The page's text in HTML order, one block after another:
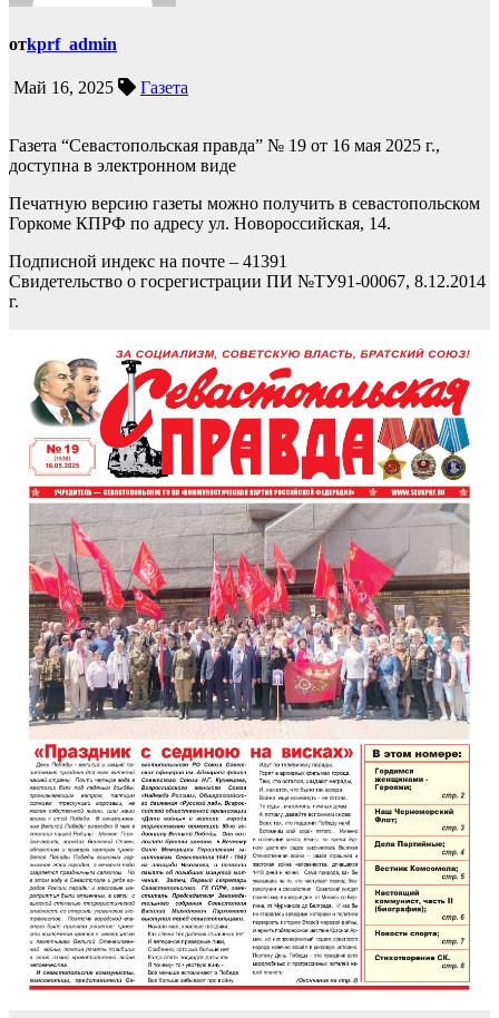
отkprf_admin
Май 16, 2025 Газета
Газета “Севастопольская правда” № 19 от 16 мая 2025 г.,
доступна в электронном виде
Печатную версию газеты можно получить в севастопольском
Горкоме КПРФ по адресу ул. Новороссийская, 14.
Подписной индекс на почте – 41391
Свидетельство о госрегистрации ПИ №ТУ91-00067, 8.12.2014
г.